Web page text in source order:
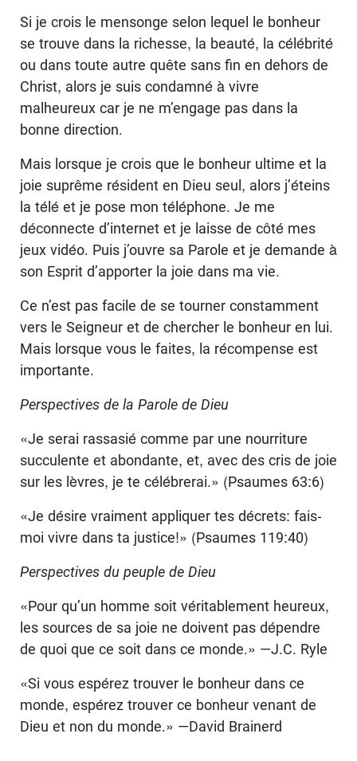
Si je crois le mensonge selon lequel le bonheur
se trouve dans la richesse, la beauté, la célébrité
ou dans toute autre quête sans fin en dehors de
Christ, alors je suis condamné à vivre
malheureux car je ne m’engage pas dans la
bonne direction.
Mais lorsque je crois que le bonheur ultime et la
joie suprême résident en Dieu seul, alors j’éteins
la télé et je pose mon téléphone. Je me
déconnecte d’internet et je laisse de côté mes
jeux vidéo. Puis j’ouvre sa Parole et je demande à
son Esprit d’apporter la joie dans ma vie.
Ce n’est pas facile de se tourner constamment
vers le Seigneur et de chercher le bonheur en lui.
Mais lorsque vous le faites, la récompense est
importante.
Perspectives de la Parole de Dieu
«Je serai rassasié comme par une nourriture
succulente et abondante, et, avec des cris de joie
sur les lèvres, je te célébrerai.» (Psaumes 63:6)
«Je désire vraiment appliquer tes décrets: fais-
moi vivre dans ta justice!» (Psaumes 119:40)
Perspectives du peuple de Dieu
«Pour qu’un homme soit véritablement heureux,
les sources de sa joie ne doivent pas dépendre
de quoi que ce soit dans ce monde.» —J.C. Ryle
«Si vous espérez trouver le bonheur dans ce
monde, espérez trouver ce bonheur venant de
Dieu et non du monde.» —David Brainerd